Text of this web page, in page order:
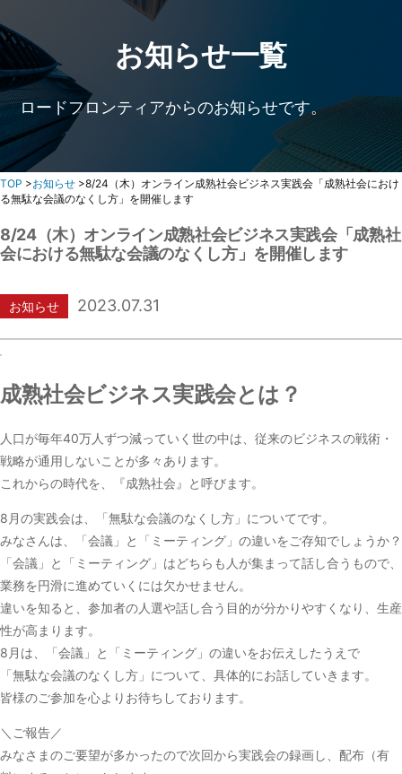
お知らせ一覧
ロードフロンティアからのお知らせです。
TOP >お知らせ >8/24（木）オンライン成熟社会ビジネス実践会「成熟社会におけ
る無駄な会議のなくし方」を開催します
8/24（木）オンライン成熟社会ビジネス実践会「成熟社
会における無駄な会議のなくし方」を開催します
お知らせ 2023.07.31
成熟社会ビジネス実践会とは？
人口が毎年40万人ずつ減っていく世の中は、従来のビジネスの戦術・
戦略が通用しないことが多々あります。
これからの時代を、『成熟社会』と呼びます。
8月の実践会は、「無駄な会議のなくし方」についてです。
みなさんは、「会議」と「ミーティング」の違いをご存知でしょうか？
「会議」と「ミーティング」はどちらも人が集まって話し合うもので、
業務を円滑に進めていくには欠かせません。
違いを知ると、参加者の人選や話し合う目的が分かりやすくなり、生産
性が高まります。
8月は、「会議」と「ミーティング」の違いをお伝えしたうえで
「無駄な会議のなくし方」について、具体的にお話していきます。
皆様のご参加を心よりお待ちしております。
＼ご報告／
みなさまのご要望が多かったので次回から実践会の録画し、配布（有